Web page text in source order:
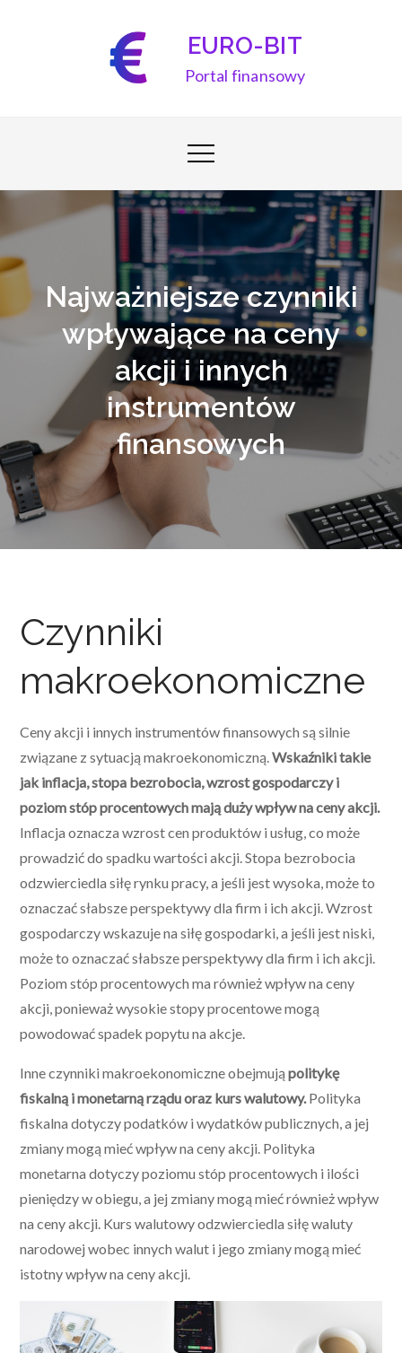
EURO-BIT
Portal finansowy
Najważniejsze czynniki
wpływające na ceny
akcji i innych
instrumentów
finansowych
Czynniki
makroekonomiczne
Ceny akcji i innych instrumentów finansowych są silnie
związane z sytuacją makroekonomiczną.Wskaźniki takie
jak inflacja, stopa bezrobocia, wzrost gospodarczy i
poziom stóp procentowych mają duży wpływ na ceny akcji.
Inflacja oznacza wzrost cen produktów i usług, co może
prowadzić do spadku wartości akcji. Stopa bezrobocia
odzwierciedla siłę rynku pracy, a jeśli jest wysoka, może to
oznaczać słabsze perspektywy dla firm i ich akcji. Wzrost
gospodarczy wskazuje na siłę gospodarki, a jeśli jest niski,
może to oznaczać słabsze perspektywy dla firm i ich akcji.
Poziom stóp procentowych ma również wpływ na ceny
akcji, ponieważ wysokie stopy procentowe mogą
powodować spadek popytu na akcje.
Inne czynniki makroekonomiczne obejmują politykę
fiskalną i monetarną rządu oraz kurs walutowy.Polityka
fiskalna dotyczy podatków i wydatków publicznych, a jej
zmiany mogą mieć wpływ na ceny akcji. Polityka
monetarna dotyczy poziomu stóp procentowych i ilości
pieniędzy w obiegu, a jej zmiany mogą mieć również wpływ
na ceny akcji. Kurs walutowy odzwierciedla siłę waluty
narodowej wobec innych walut i jego zmiany mogą mieć
istotny wpływ na ceny akcji.